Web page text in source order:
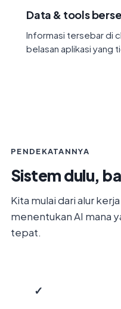
Data & tools
Informasi tersebar di
belasan aplikasi yang
PENDEKATANNYA
Sistem dulu,
Kita mulai dari alur
menentukan AI mana
tepat.
✓